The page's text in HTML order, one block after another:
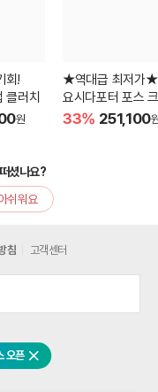
회!
클러치
원
★역대급 최저가★
요시다포터 포스
백
33% 251,100
셨나요?
쉬워요
오픈 닫기
침 고객센터